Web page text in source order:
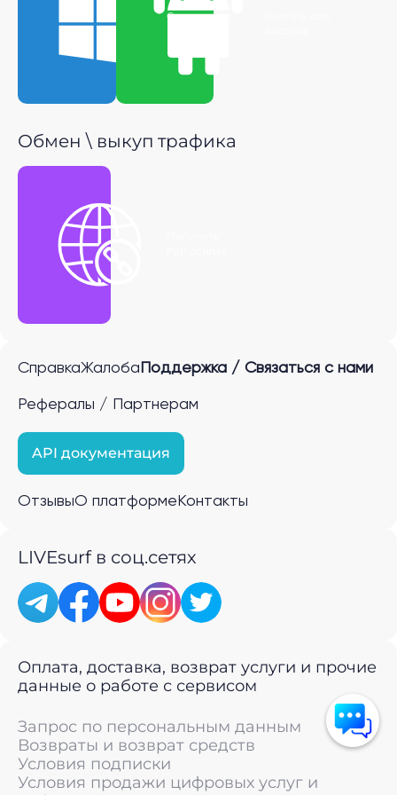
Скачать для
Обмен \ выкуп трафика
СправкаЖалоба Поддержка / Связаться с нами
Рефералы / Партнерам
API документация
ОтзывыО платформе Контакты
LIVEsurf в соц.сетях
Оплата, доставка, возврат услуги и прочие
данные о работе с сервисом
Запрос по персональным данным
Возвраты и возврат средств
Условия подписки
Условия продажи цифровых услуг и